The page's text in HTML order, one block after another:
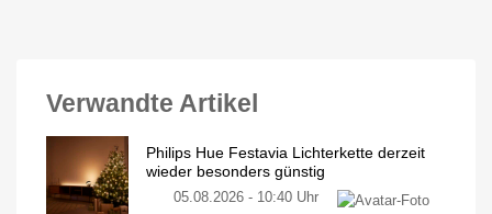
Verwandte Artikel
Philips Hue Festavia Lichterkette derzeit
wieder besonders günstig
05.08.2026 - 10:40 Uhr